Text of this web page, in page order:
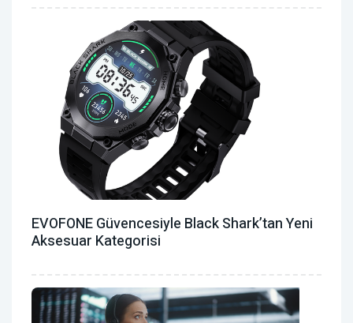
EVOFONE Güvencesiyle Black Shark’tan Yeni
Aksesuar Kategorisi